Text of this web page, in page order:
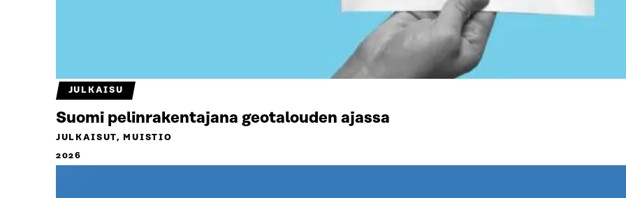
JULKAISU
Suomi pelinrakentajana geotalouden ajassa
JULKAISUT, MUISTIO
2026